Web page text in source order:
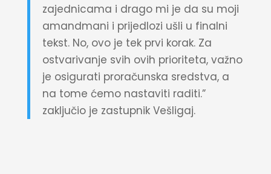
zajednicama i drago mi je da su moji
amandmani i prijedlozi ušli u finalni
tekst. No, ovo je tek prvi korak. Za
ostvarivanje svih ovih prioriteta, važno
je osigurati proračunska sredstva, a
na tome ćemo nastaviti raditi.”
zaključio je zastupnik Vešligaj.